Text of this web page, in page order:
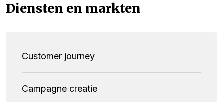
Diensten en markten
Customer journey
Campagne creatie